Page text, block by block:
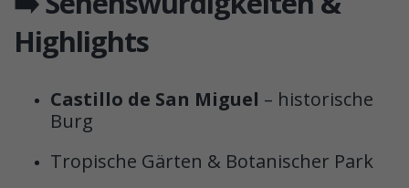
Highlights
Castillo de San Miguel – historische
Burg
Tropische Gärten & Botanischer Park